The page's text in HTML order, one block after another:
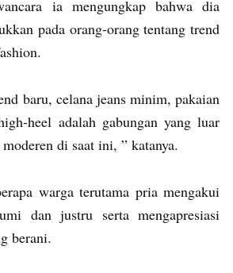
ia mengungkap bahwa dia
pada orang-orang tentang trend
baru, celana jeans minim, pakaian
heel adalah gabungan yang luar
di saat ini, ” katanya.
warga terutama pria mengakui
dan justru serta mengapresiasi
berani.